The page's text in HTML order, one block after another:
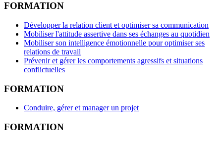
FORMATION
Développer la relation client et optimiser sa communication
Mobiliser l'attitude assertive dans ses échanges au quotidien
Mobiliser son intelligence émotionnelle pour optimiser ses
relations de travail
Prévenir et gérer les comportements agressifs et situations
conflictuelles
FORMATION
Conduire, gérer et manager un projet
FORMATION